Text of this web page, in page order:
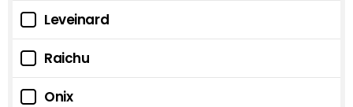
Leveinard
Raichu
Onix